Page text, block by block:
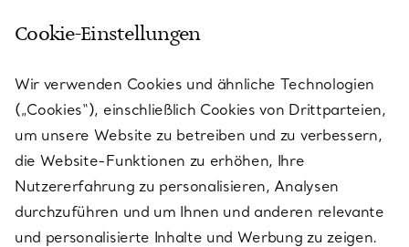
KUNDENSERVICE
SERVICES
ÜBER TIFFANY & CO.
Cookie-Einstellungen
Wir verwenden Cookies und ähnliche Technologien
(„Cookies“), einschließlich Cookies von Drittparteien,
um unsere Website zu betreiben und zu verbessern,
die Website-Funktionen zu erhöhen, Ihre
Nutzererfahrung zu personalisieren, Analysen
durchzuführen und um Ihnen und anderen relevante
und personalisierte Inhalte und Werbung zu zeigen.